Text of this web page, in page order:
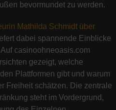
bevormundet zu werden.
Mathilda Schmidt über
dabei spannende Einblicke
casinoohneoasis.com
gezeigt, welche
Plattformen gibt und warum
Freiheit schätzen. Die zentrale
steht im Vordergrund,